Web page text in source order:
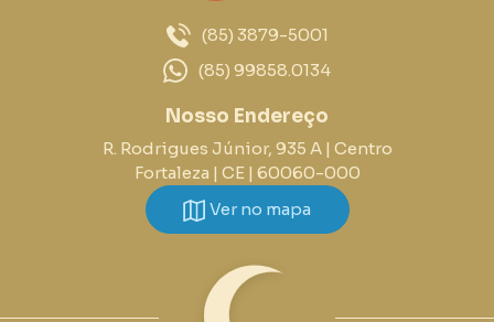
(85) 3879-5001
(85) 99858.0134
Nosso Endereço
R. Rodrigues Júnior, 935 A | Centro
Fortaleza | CE | 60060-000
Ver no mapa